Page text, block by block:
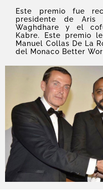
Este premio fue
presidente de Aris
Waghdhare y el
Kabre. Este premio
Manuel Collas De La
del Monaco Better